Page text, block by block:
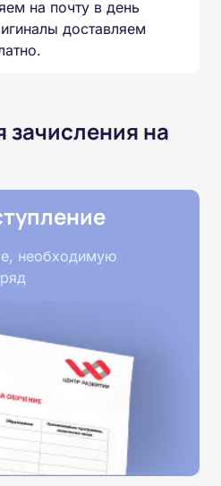
на почту в день
доставляем
на
необходимую